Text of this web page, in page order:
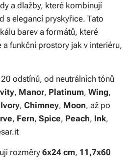
a dlažby, které kombinují
s elegancí pryskyřice. Tato
barev a formátů, které
funkční prostory jak v interiéru,
odstínů, od neutrálních tónů
, Manor, Platinum, Wing,
Ivory, Chimney, Moon, až po
, Fern, Spice, Peach, Ink,
rozměry 6x24 cm, 11,7x60